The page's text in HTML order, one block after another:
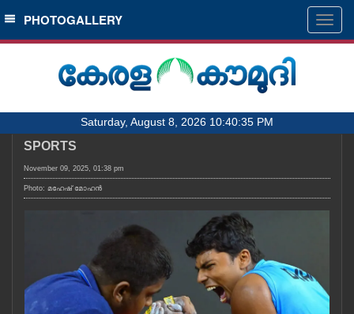
SECTIONS
HOME
NOTIFIED NEWS
KERALA
OBITUARY
PHOTOGALLERY
Saturday, August 8, 2026 10:40:35 PM
SPORTS
November 09, 2025, 01:38 pm
Photo: മഹേഷ് മോഹൻ